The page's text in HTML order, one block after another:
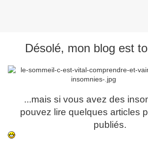
Désolé, mon blog est
...mais si vous avez des
pouvez lire quelques articles
publiés.